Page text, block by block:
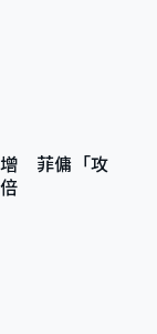
增 菲傭「攻